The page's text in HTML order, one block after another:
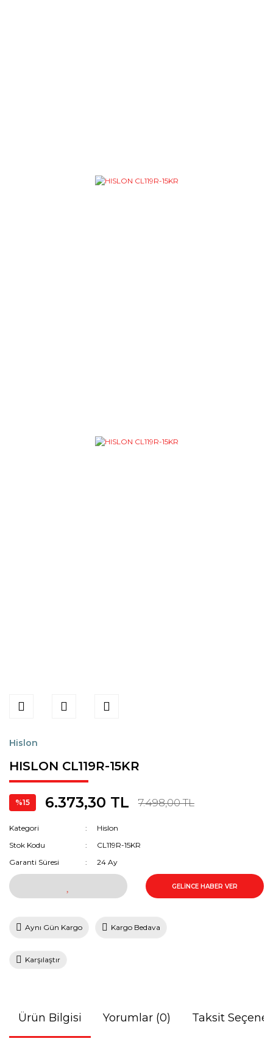
Hislon
HISLON CL119R-15KR
%15 6.373,30 TL 7.498,00 TL
Kategori
Hislon
Stok Kodu
CL119R-15KR
Garanti Süresi
24 Ay
GELİNCE HABER VER
Aynı Gün Kargo Kargo Bedava
Karşılaştır
Ürün Bilgisi Yorumlar (0) Taksit